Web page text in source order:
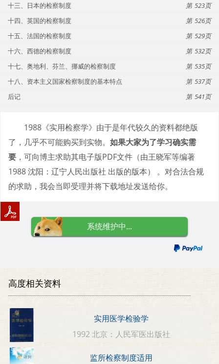
十三、日本的检察制度
523
十四、英国的检察制度
526
十五、法国的检察制度
529
十六、西德的检察制度
532
十七、奥地利、芬兰、挪威的检察制度
535
十八、资本主义国家检察制度的基本特点
537
后记
541
1988《实用检察学》由于是年代较久的资料都绝版
了，几乎不可能购买到实物。 如果大家为了学习确实需
要 ，可向博主求助其电子版PDF文件（由王晓军等编著
1988 沈阳：辽宁人民出版社 出版的版本） 。对合法合规
的求助，我会当即受理并将下载地址发送给你。
系统维护中...
高度相关资料
实用医学检验学
1992 北京：人民军医出版社
监所检察制度适用